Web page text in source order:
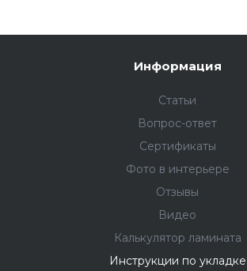
Информация
Статьи
Вопрос-ответ
Сертификаты
Фото в интерьере
Отзывы
Видео
Калькулятор ламината
Инструкции по укладке